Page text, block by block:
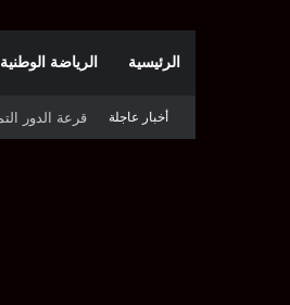
الرئيسية الرياضة الوطنية
أخبار عاجلة